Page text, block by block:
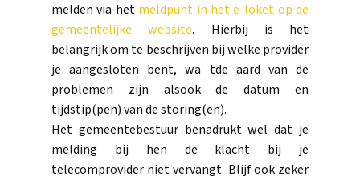
melden via het meldpunt in het e-loket op de
gemeentelijke website. Hierbij is het
belangrijk om te beschrijven bij welke provider
je aangesloten bent, wa tde aard van de
problemen zijn alsook de datum en
tijdstip(pen) van de storing(en).
Het gemeentebestuur benadrukt wel dat je
melding bij hen de klacht bij je
telecomprovider niet vervangt. Blijf ook zeker